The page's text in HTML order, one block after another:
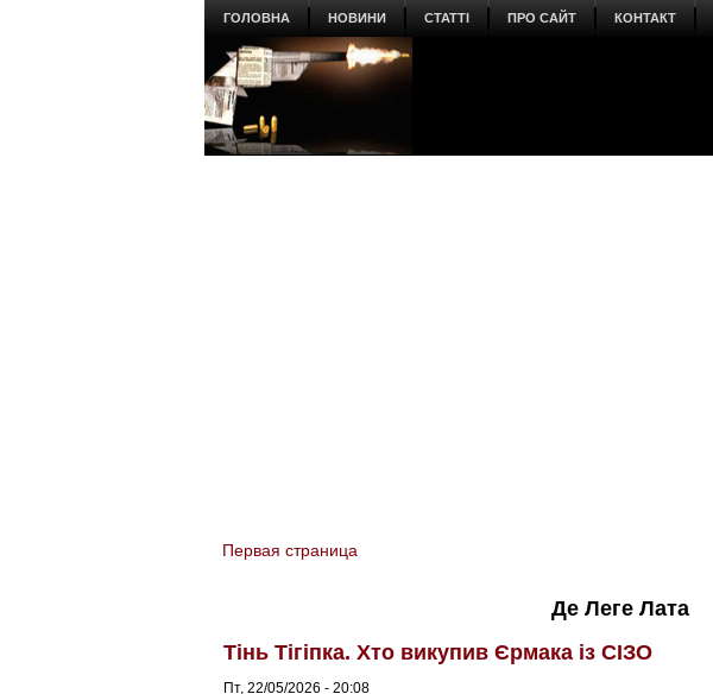
ГОЛОВНА НОВИНИ СТАТТІ ПРО САЙТ КОНТАКТ
You are here
Первая страница
Де Леге Лата
Тінь Тігіпка. Хто викупив Єрмака із СІЗО
Пт, 22/05/2026 - 20:08